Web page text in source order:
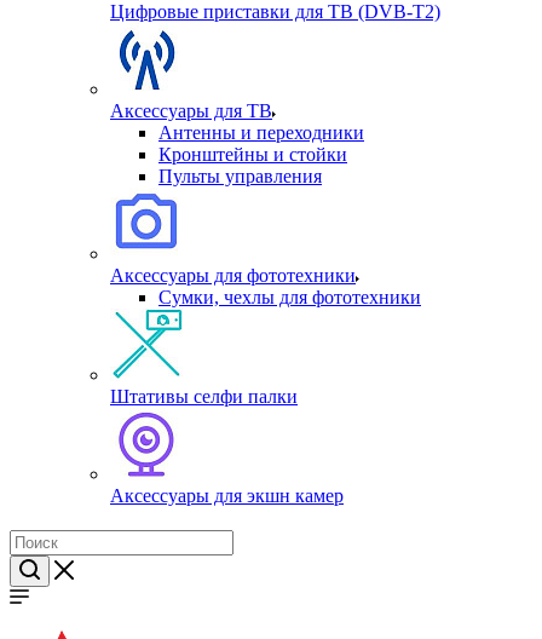
Цифровые приставки для ТВ (DVB-T2)
Аксессуары для ТВ
Антенны и переходники
Кронштейны и стойки
Пульты управления
Аксессуары для фототехники
Сумки, чехлы для фототехники
Штативы селфи палки
Аксессуары для экшн камер